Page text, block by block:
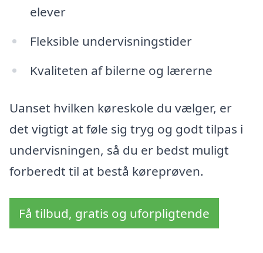
elever
Fleksible undervisningstider
Kvaliteten af bilerne og lærerne
Uanset hvilken køreskole du vælger, er
det vigtigt at føle sig tryg og godt tilpas i
undervisningen, så du er bedst muligt
forberedt til at bestå køreprøven.
Få tilbud, gratis og uforpligtende